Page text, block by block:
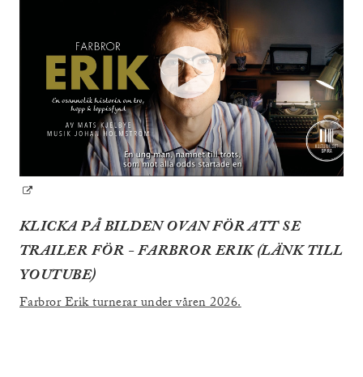
KLICKA PÅ BILDEN OVAN FÖR ATT SE
TRAILER FÖR - FARBROR ERIK (LÄNK TILL
YOUTUBE)
Farbror Erik turnerar under våren 2026.